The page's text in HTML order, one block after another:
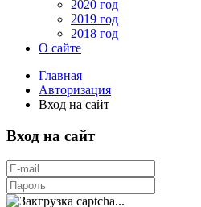
2020 год
2019 год
2018 год
О сайте
Главная
Авторизация
Вход на сайт
Вход на сайт